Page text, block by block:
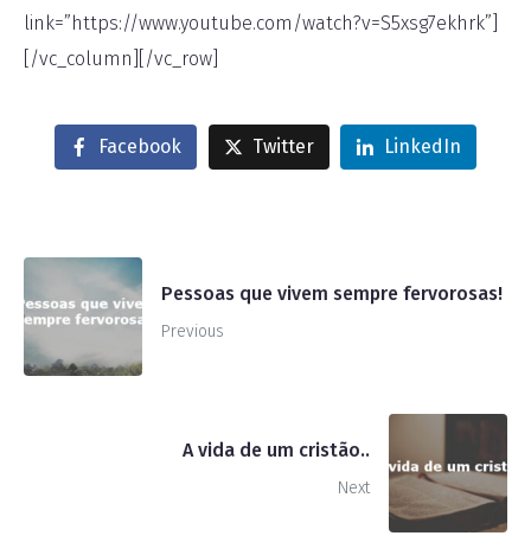
link=”https://www.youtube.com/watch?v=S5xsg7ekhrk”]
[/vc_column][/vc_row]
Facebook Twitter LinkedIn
Pessoas que vivem sempre fervorosas!
Previous
A vida de um cristão..
Next